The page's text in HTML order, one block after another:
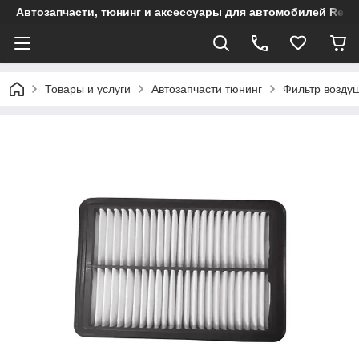
Автозапчасти, тюнинг и аксессуары для автомобилей
Товары и услуги Автозапчасти тюнинг Фильтр